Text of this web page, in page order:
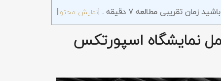
تقریبی مطالعه 7 دقیقه . [نمایش محتوا]
نمایشگاه اسپورتکس